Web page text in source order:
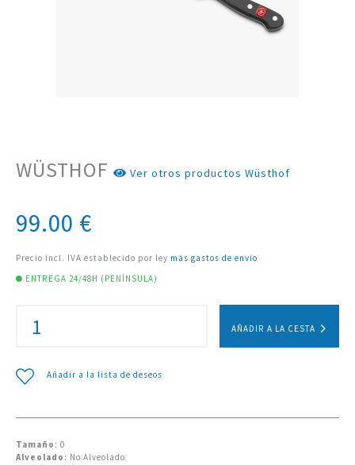
WÜSTHOF Ver otros productos Wüsthof
99.00 €
Precio incl. IVA establecido por ley más gastos de envío
ENTREGA 24/48H (PENÍNSULA)
AÑADIR A LA CESTA
Añadir a la lista de deseos
Tamaño : 0
Alveolado : No Alveolado